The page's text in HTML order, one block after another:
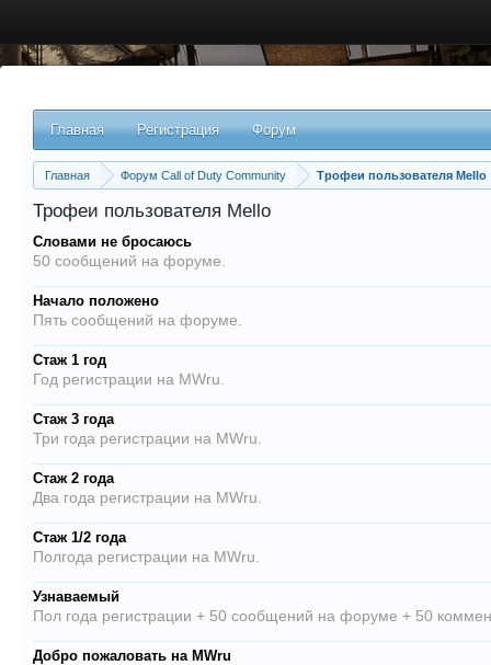
Главная Регистрация Форум
Главная Форум Call of Duty Community Трофеи пользователя Mello
Трофеи пользователя Mello
Словами не бросаюсь
50 сообщений на форуме.
Начало положено
Пять сообщений на форуме.
Стаж 1 год
Год регистрации на MWru.
Стаж 3 года
Три года регистрации на MWru.
Стаж 2 года
Два года регистрации на MWru.
Стаж 1/2 года
Полгода регистрации на MWru.
Узнаваемый
Пол года регистрации + 50 сообщений на форуме + 50
Добро пожаловать на MWru